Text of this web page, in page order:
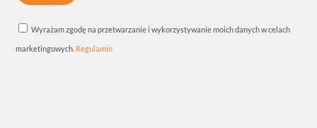
Wyrażam zgodę na przetwarzanie i wykorzystywanie moich danych w celach
marketingowych. Regulamin